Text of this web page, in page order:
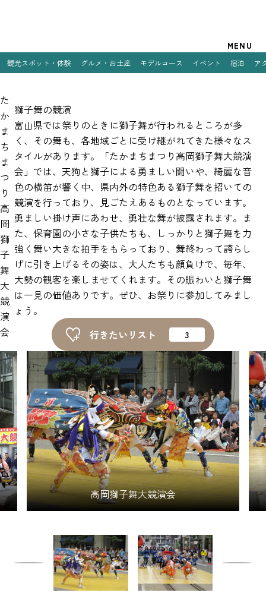
観光スポット・体験 グルメ・お土産 モデルコース イベント 宿泊 ア
た
か
ま
ち
ま
つ
り
高
岡
獅
子
舞
大
競
演
会
獅子舞の競演
富山県では祭りのときに獅子舞が行われるところが多
く、その舞も、各地域ごとに受け継がれてきた様々なス
タイルがあります。「たかまちまつり高岡獅子舞大競演
会」では、天狗と獅子による勇ましい闘いや、綺麗な音
色の横笛が響く中、県内外の特色ある獅子舞を招いての
競演を行っており、見ごたえあるものとなっています。
勇ましい掛け声にあわせ、勇壮な舞が披露されます。ま
た、保育園の小さな子供たちも、しっかりと獅子舞を力
強く舞い大きな拍手をもらっており、舞終わって誇らし
げに引き上げるその姿は、大人たちも顔負けで、毎年、
大勢の観客を楽しませてくれます。その賑わいと獅子舞
は一見の価値ありです。ぜひ、お祭りに参加してみまし
ょう。
行きたいリスト
観光スポット・体験
グルメ・お土産
モデルコース
イベント
宿泊
アクセス
ピックアップ
はじめての高岡
地元ライター記事
お得で便利なサービス
観光ガイド
レンタサイクル
MENU